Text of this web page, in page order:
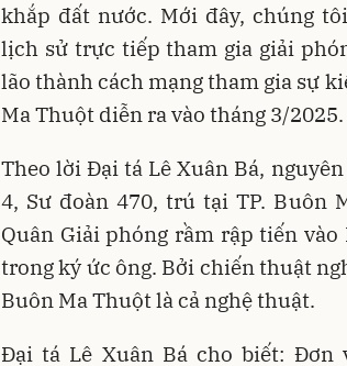
khắp đất nước. Mới đây, chúng
lịch sử trực tiếp tham gia giải
lão thành cách mạng tham gia sự
Ma Thuột diễn ra vào tháng 3/2025.
Theo lời Đại tá Lê Xuân Bá,
4, Sư đoàn 470, trú tại TP. Buôn
Quân Giải phóng rầm rập tiến
trong ký ức ông. Bởi chiến thuật
Buôn Ma Thuột là cả nghệ thuật.
Đại tá Lê Xuân Bá cho biết: Đơn